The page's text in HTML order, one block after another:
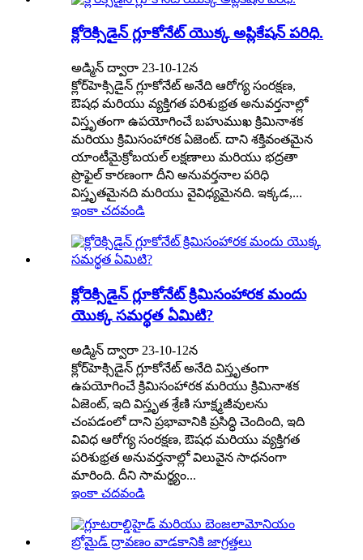
క్లోరెక్సిడైన్ గ్లూకోనేట్ యొక్క అప్లికేషన్ పరిధి.
అడ్మిన్ ద్వారా 23-10-12న
క్లోర్‌హెక్సిడైన్ గ్లూకోనేట్ అనేది ఆరోగ్య సంరక్షణ,
ఔషధ మరియు వ్యక్తిగత పరిశుభ్రత అనువర్తనాల్లో
విస్తృతంగా ఉపయోగించే బహుముఖ క్రిమినాశక
మరియు క్రిమిసంహారక ఏజెంట్. దాని శక్తివంతమైన
యాంటీమైక్రోబయల్ లక్షణాలు మరియు భద్రతా
ప్రొఫైల్ కారణంగా దీని అనువర్తనాల పరిధి
విస్తృతమైనది మరియు వైవిధ్యమైనది. ఇక్కడ,...
ఇంకా చదవండి
క్లోరెక్సిడైన్ గ్లూకోనేట్ క్రిమిసంహారక మందు
యొక్క సమర్థత ఏమిటి?
అడ్మిన్ ద్వారా 23-10-12న
క్లోర్‌హెక్సిడైన్ గ్లూకోనేట్ అనేది విస్తృతంగా
ఉపయోగించే క్రిమిసంహారక మరియు క్రిమినాశక
ఏజెంట్, ఇది విస్తృత శ్రేణి సూక్ష్మజీవులను
చంపడంలో దాని ప్రభావానికి ప్రసిద్ధి చెందింది, ఇది
వివిధ ఆరోగ్య సంరక్షణ, ఔషధ మరియు వ్యక్తిగత
పరిశుభ్రత అనువర్తనాల్లో విలువైన సాధనంగా
మారింది. దీని సామర్థ్యం...
ఇంకా చదవండి